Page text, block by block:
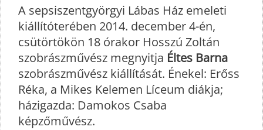
A sepsiszentgyörgyi Lábas Ház emeleti
kiállítóterében 2014. december 4-én,
csütörtökön 18 órakor Hosszú Zoltán
szobrászművész megnyitja Éltes Barna
szobrászművész kiállítását. Énekel: Erőss
Réka, a Mikes Kelemen Líceum diákja;
házigazda: Damokos Csaba
képzőművész.